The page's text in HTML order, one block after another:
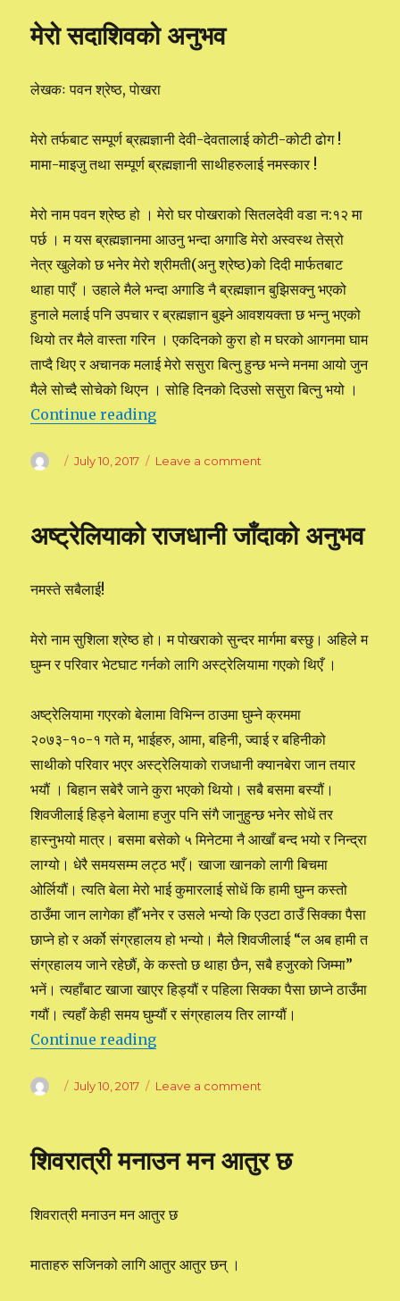
मेरो सदाशिवको अनुभव
लेखकः पवन श्रेष्ठ, पाेखरा
मेरो तर्फबाट सम्पूर्ण ब्रह्मज्ञानी देवी-देवतालाई कोटी-कोटी ढोग !
मामा-माइजु तथा सम्पूर्ण ब्रह्मज्ञानी साथीहरुलाई नमस्कार !
मेरो नाम पवन श्रेष्ठ हो । मेरो घर पोखराको सितलदेवी वडा न:१२ मा
पर्छ । म यस ब्रह्मज्ञानमा आउनु भन्दा अगाडि मेरो अस्वस्थ तेस्रो
नेत्र खुलेको छ भनेर मेरो श्रीमती(अनु श्रेष्ठ)को दिदी मार्फतबाट
थाहा पाएँ । उहाले मैले भन्दा अगाडि नै ब्रह्मज्ञान बुझिसक्नु भएको
हुनाले मलाई पनि उपचार र ब्रह्मज्ञान बुझ्ने आवशयक्ता छ भन्नु भएको
थियो तर मैले वास्ता गरिन । एकदिनको कुरा हो म घरको आगनमा घाम
ताप्दै थिए र अचानक मलाई मेरो ससुरा बित्नु हुन्छ भन्ने मनमा आयो जुन
मैले सोच्दै सोचेको थिएन । सोहि दिनको दिउसो ससुरा बित्नु भयो ।
Continue reading
Author
Posted
July 10, 2017 Leave a comment
अष्ट्रेलियाको राजधानी जाँदाको अनुभव
नमस्ते सबैलाई!
मेरो नाम सुशिला श्रेष्ठ हो। म पोखराको सुन्दर मार्गमा बस्छु। अहिले म
घुम्न र परिवार भेटघाट गर्नको लागि अस्ट्रेलियामा गएकाे थिएँ ।
अष्ट्रेलियामा गएरकाे बेलामा विभिन्न ठाउमा घुम्ने क्रममा
२०७३-१०-१ गते म, भाईहरु, आमा, बहिनी, ज्वाई र बहिनीको
साथीको परिवार भएर अस्ट्रेलियाको राजधानी क्यानबेरा जान तयार
भयौं । बिहान सबेरै जाने कुरा भएको थियो। सबै बसमा बस्यौं।
शिवजीलाई हिड्ने बेलामा हजुर पनि संगै जानुहुन्छ भनेर सोधें तर
हास्नुभयो मात्र। बसमा बसेको ५ मिनेटमा नै आखाँ बन्द भयो र निन्द्रा
लाग्यो। धेरै समयसम्म लट्ठ भएँ। खाजा खानको लागी बिचमा
ओर्लियौं। त्यति बेला मेरो भाई कुमारलाई सोधें कि हामी घुम्न कस्तो
ठाउँमा जान लागेका हौँ भनेर र उसले भन्यो कि एउटा ठाउँ सिक्का पैसा
छाप्ने हो र अर्को संग्रहालय हो भन्यो। मैले शिवजीलाई “ल अब हामी त
संग्रहालय जाने रहेछौं, के कस्तो छ थाहा छैन, सबै हजुरको जिम्मा”
भनें। त्यहाँबाट खाजा खाएर हिड्यौं र पहिला सिक्का पैसा छाप्ने ठाउँमा
गयौं। त्यहाँ केही समय घुम्यौं र संग्रहालय तिर लाग्यौं।
Continue reading
Author
Posted
July 10, 2017 Leave a comment
अनुभव
शिवरात्री मनाउन मन आतुर छ
शिवरात्री मनाउन मन आतुर छ
माताहरु सजिनको लागि आतुर आतुर छन् ।